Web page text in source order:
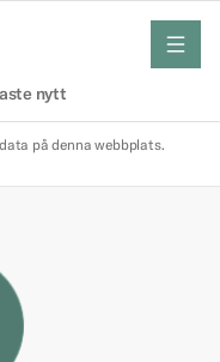
nytt
meny
på denna webbplats.